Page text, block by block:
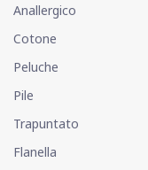
Anallergico
Cotone
Peluche
Pile
Trapuntato
Flanella